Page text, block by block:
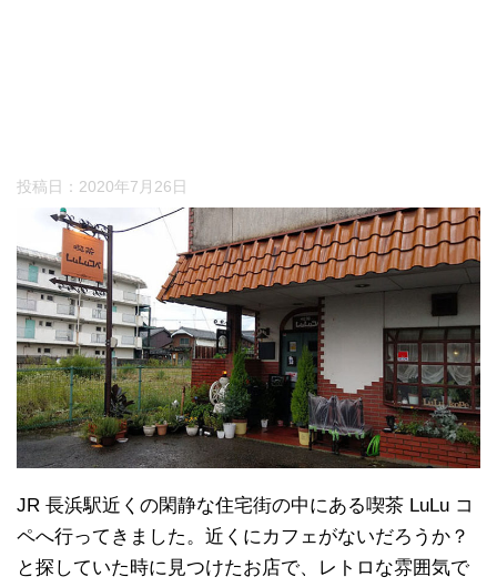
投稿日： 2020年7月26日
JR 長浜駅近くの閑静な住宅街の中にある喫茶 LuLu コ
ペへ行ってきました。近くにカフェがないだろうか？
と探していた時に見つけたお店で、レトロな雰囲気で